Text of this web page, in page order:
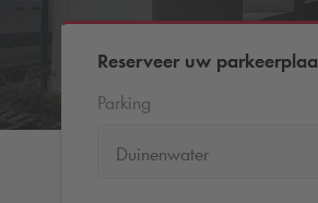
Reserveer uw
Parking
Duinenwater